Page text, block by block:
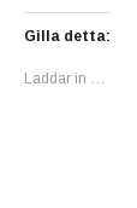
Gilla detta:
Laddar in …